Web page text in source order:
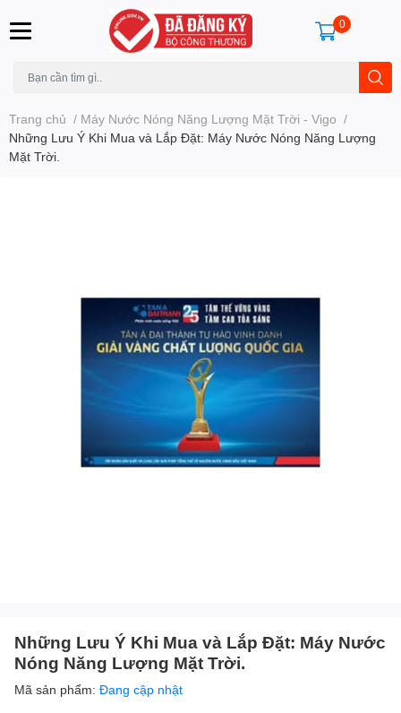
0
Trang chủ / Máy Nước Nóng Năng Lượng Mặt Trời - Vigo /
Những Lưu Ý Khi Mua và Lắp Đặt: Máy Nước Nóng Năng Lượng
Mặt Trời.
Những Lưu Ý Khi Mua và Lắp Đặt: Máy Nước
Nóng Năng Lượng Mặt Trời.
Mã sản phẩm: Đang cập nhật